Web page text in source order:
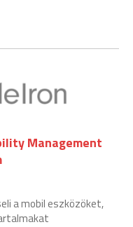
Management
a mobil eszközöket,